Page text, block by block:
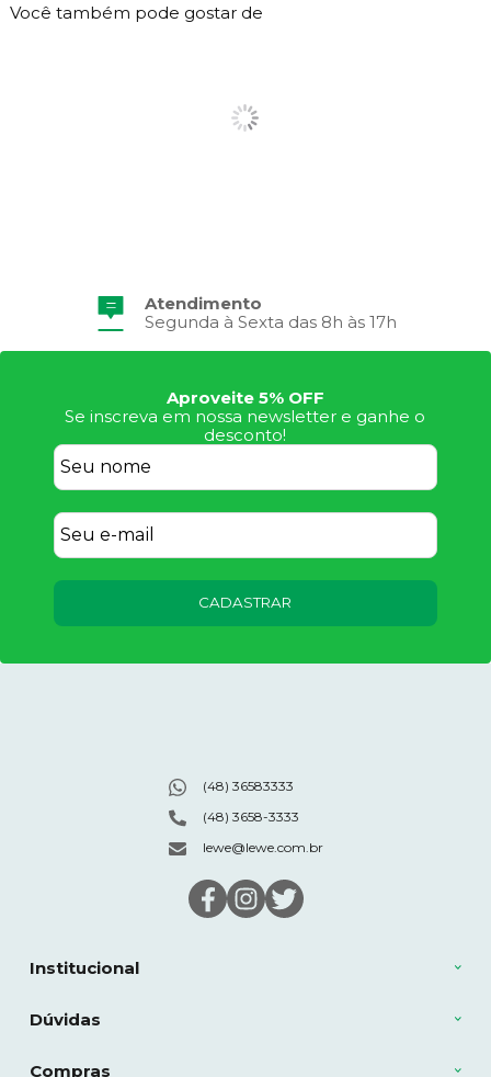
Você também pode gostar de
Atendimento
Segunda à Sexta das 8h às 17h
Aproveite 5% OFF
Se inscreva em nossa newsletter e ganhe o
desconto!
CADASTRAR
Institucional
Dúvidas
Compras
(48) 36583333
(48) 3658-3333
lewe@lewe.com.br